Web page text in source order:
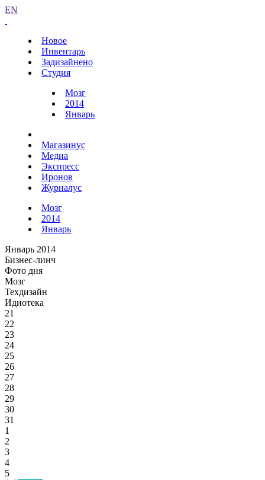
EN
Новое
Инвентарь
Задизайнено
Студия
Мозг
2014
Январь
Магазинус
Медиа
Экспресс
Иронов
Журналус
Мозг
2014
Январь
Январь 2014
Бизнес-линч
Фото дня
Мозг
Техдизайн
Идиотека
21
22
23
24
25
26
27
28
29
30
31
1
2
3
4
5